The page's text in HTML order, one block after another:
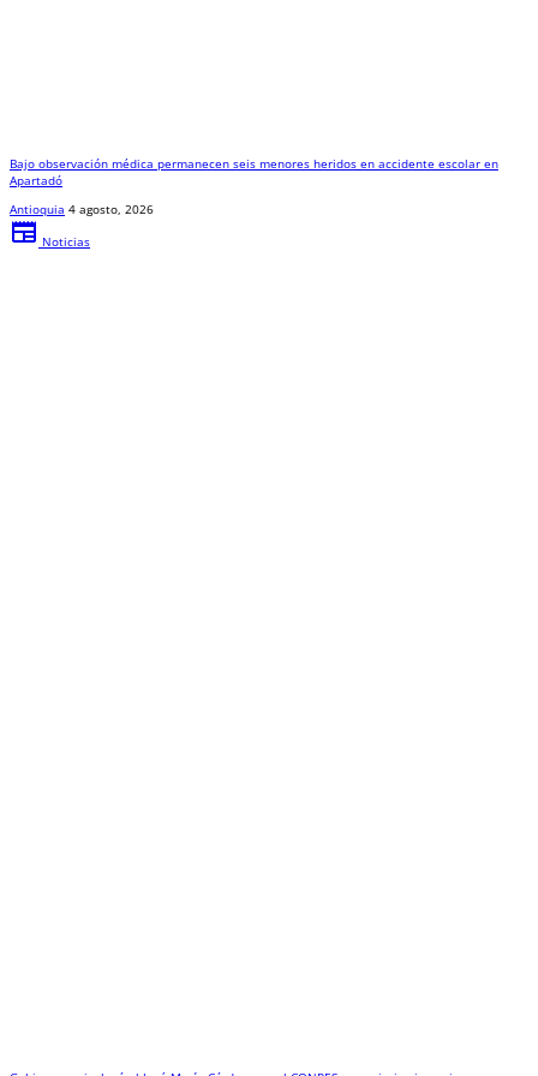
Bajo observación médica permanecen seis menores heridos en accidente escolar en
Apartadó
Antioquia 4 agosto, 2026
newspaper Noticias